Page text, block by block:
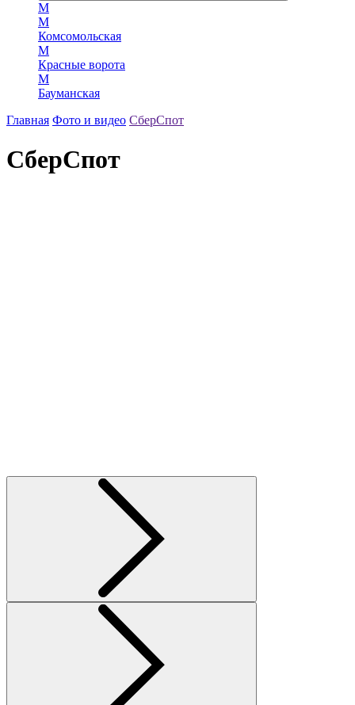
М
М
Комсомольская
М
Красные ворота
М
Бауманская
Главная Фото и видео СберСпот
СберСпот